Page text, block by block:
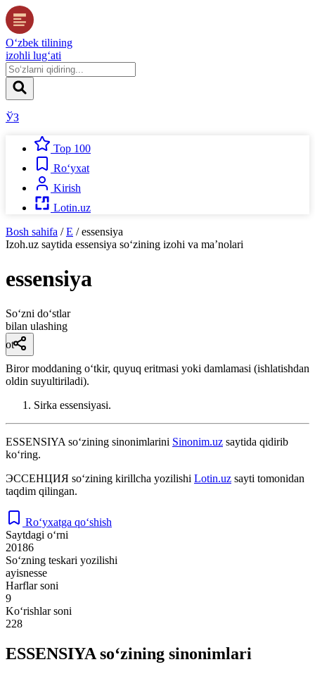
O‘zbek tilining
izohli lug‘ati
ЎЗ
Top 100
Ro‘yxat
Kirish
Lotin.uz
Bosh sahifa / E / essensiya
Izoh.uz saytida essensiya so‘zining izohi va ma’nolari
essensiya
So‘zni do‘stlar
bilan ulashing
ot
Biror moddaning oʻtkir, quyuq eritmasi yoki damlamasi (ishlatishdan
oldin suyultiriladi).
Sirka essensiyasi.
ESSENSIYA so‘zining sinonimlarini Sinonim.uz saytida qidirib
ko‘ring.
ЭССЕНЦИЯ so‘zining kirillcha yozilishi Lotin.uz sayti tomonidan
taqdim qilingan.
Ro‘yxatga qo‘shish
Saytdagi o‘rni
20186
So‘zning teskari yozilishi
ayisnesse
Harflar soni
9
Ko‘rishlar soni
228
ESSENSIYA so‘zining sinonimlari